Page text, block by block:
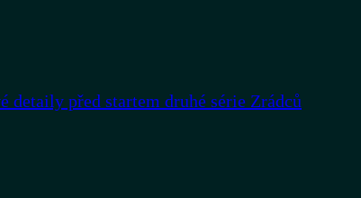
před startem druhé série Zrádců